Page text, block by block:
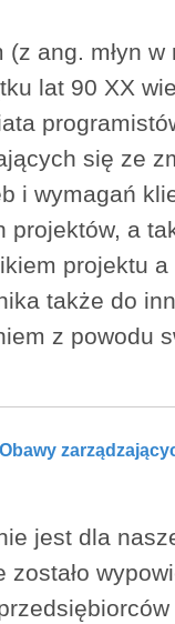
(z ang. młyn w
lat 90 XX
się ze
i wymagań
projektów, a
projektu
także do
z powodu
jest dla
zostało